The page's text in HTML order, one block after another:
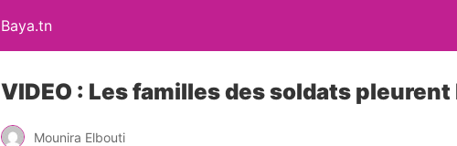
Baya.tn
VIDEO : Les familles des soldats
Mounira Elbouti